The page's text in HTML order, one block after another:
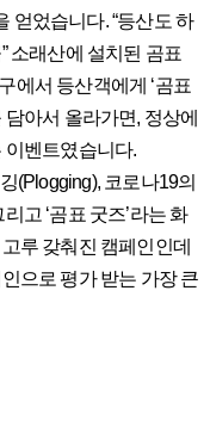
얻었습니다. “등산도 하
소래산에 설치된 곰표
에서 등산객에게 ‘곰표
아서 올라가면, 정상에
이벤트였습니다.
(Plogging), 코로나19의
고 ‘곰표 굿즈’라는 화
루 갖춰진 캠페인인데
으로 평가 받는 가장 큰